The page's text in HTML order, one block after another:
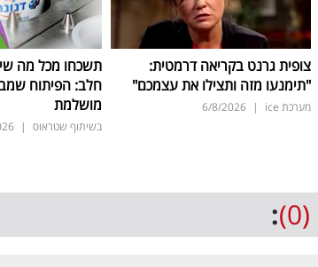
צופית גרנט בקריאה דרמטית:
"תימנעו מזה ותצילו את עצמכם"
מערכת ice |
6/8/2026
תשכחו מכל מה
חלב: הפיתוח
מושלמת
בשיתוף שטראוס |
(0)
: